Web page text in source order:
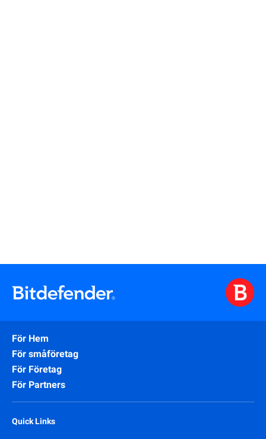
För Hem
För småföretag
För Företag
För Partners
Quick Links